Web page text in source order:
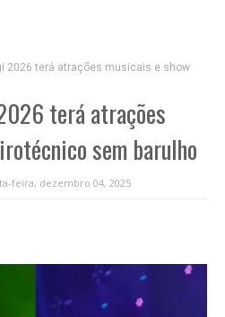
2026 terá atrações musicais e show
terá atrações
sem barulho
feira, dezembro 04, 2025